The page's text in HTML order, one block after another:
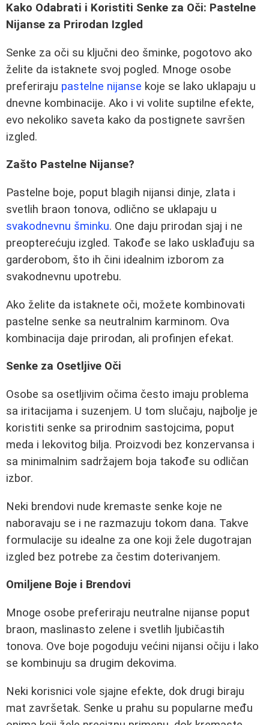
Kako Odabrati i Koristiti Senke za Oči: Pastelne
Nijanse za Prirodan Izgled
Senke za oči su ključni deo šminke, pogotovo ako
želite da istaknete svoj pogled. Mnoge osobe
preferiraju pastelne nijanse koje se lako uklapaju u
dnevne kombinacije. Ako i vi volite suptilne efekte,
evo nekoliko saveta kako da postignete savršen
izgled.
Zašto Pastelne Nijanse?
Pastelne boje, poput blagih nijansi dinje, zlata i
svetlih braon tonova, odlično se uklapaju u
svakodnevnu šminku. One daju prirodan sjaj i ne
preopterećuju izgled. Takođe se lako usklađuju sa
garderobom, što ih čini idealnim izborom za
svakodnevnu upotrebu.
Ako želite da istaknete oči, možete kombinovati
pastelne senke sa neutralnim karminom. Ova
kombinacija daje prirodan, ali profinjen efekat.
Senke za Osetljive Oči
Osobe sa osetljivim očima često imaju problema
sa iritacijama i suzenjem. U tom slučaju, najbolje je
koristiti senke sa prirodnim sastojcima, poput
meda i lekovitog bilja. Proizvodi bez konzervansa i
sa minimalnim sadržajem boja takođe su odličan
izbor.
Neki brendovi nude kremaste senke koje ne
naboravaju se i ne razmazuju tokom dana. Takve
formulacije su idealne za one koji žele dugotrajan
izgled bez potrebe za čestim doterivanjem.
Omiljene Boje i Brendovi
Mnoge osobe preferiraju neutralne nijanse poput
braon, maslinasto zelene i svetlih ljubičastih
tonova. Ove boje pogoduju većini nijansi očiju i lako
se kombinuju sa drugim dekovima.
Neki korisnici vole sjajne efekte, dok drugi biraju
mat završetak. Senke u prahu su popularne među